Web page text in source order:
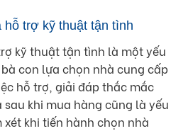
trợ kỹ thuật tận tình
kỹ thuật tận tình là một yếu
con lựa chọn nhà cung cấp
hỗ trợ, giải đáp thắc mắc
khi mua hàng cũng là yếu
khi tiến hành chọn nhà